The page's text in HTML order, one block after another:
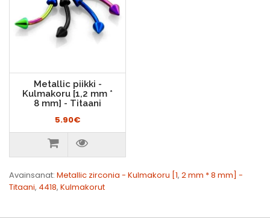
Metallic piikki -
Kulmakoru [1,2 mm *
8 mm] - Titaani
5.90€
Avainsanat: Metallic zirconia - Kulmakoru [1, 2 mm * 8 mm] -
Titaani, 4418, Kulmakorut